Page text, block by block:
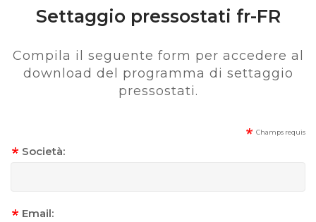
Settaggio pressostati fr-FR
Compila il seguente form per accedere al
download del programma di settaggio
pressostati.
Champs requis
Società:
Email: